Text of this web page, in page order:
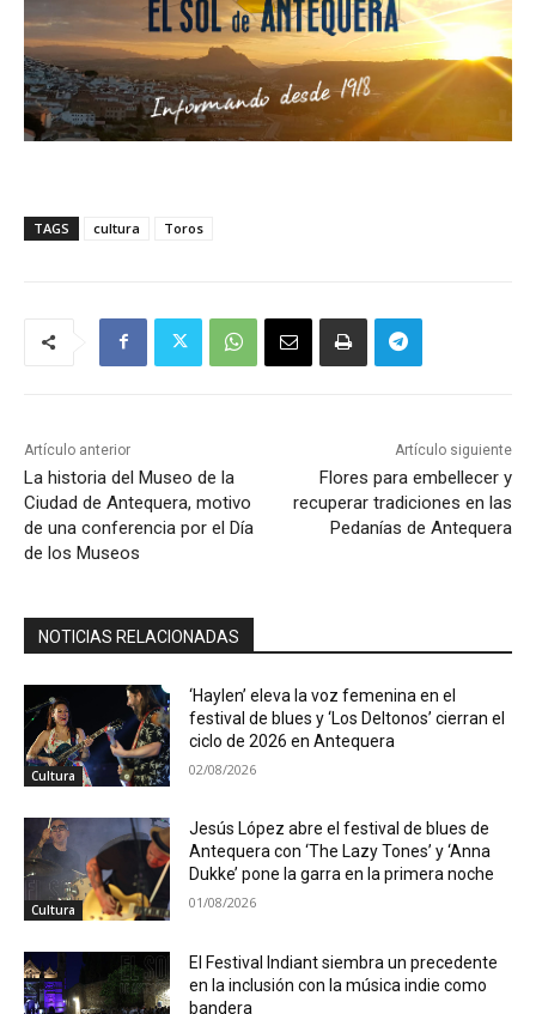
TAGS cultura Toros
Artículo anterior
La historia del Museo de la
Ciudad de Antequera, motivo
de una conferencia por el Día
de los Museos
Artículo siguiente
Flores para embellecer y
recuperar tradiciones en las
Pedanías de Antequera
NOTICIAS RELACIONADAS
Cultura
‘Haylen’ eleva la voz femenina en el
festival de blues y ‘Los Deltonos’ cierran el
ciclo de 2026 en Antequera
02/08/2026
Cultura
Jesús López abre el festival de blues de
Antequera con ‘The Lazy Tones’ y ‘Anna
Dukke’ pone la garra en la primera noche
01/08/2026
El Festival Indiant siembra un precedente
en la inclusión con la música indie como
bandera